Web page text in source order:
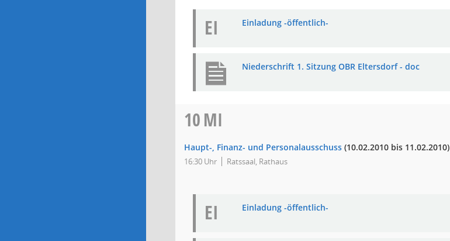
EI Einladung -öffentlich-
Niederschrift 1. Sitzung OBR Eltersdorf - doc
10MI
Haupt-, Finanz- und Personalausschuss (10.02.2010 bis 11.02.2010)
16:30 Uhr Ratssaal, Rathaus
EI Einladung -öffentlich-